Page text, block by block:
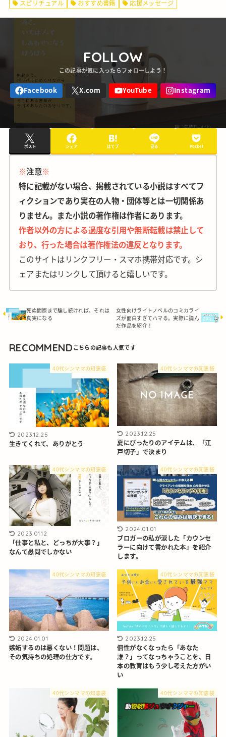
スピリチュアル おすすめ書籍 応援メッセージ
FOLLOW
ポスト シェア はてブ 送る Pocket
※注意※
特に記載がない場合、掲載されている小説はすべてフ
ィクションであり実在の人物・団体等とは一切関係あ
りません。また小説の著作権は作者にあります。
作者以外の方による過度な引用や無断転載は禁止して
おり、行った場合は著作権法の違反となります。
このサイトはリンクフリー・スマホ携帯対応です。シ
ェアまたはリンクして頂けると嬉しいです。
死ぬ間際まで騙し続ければ、それは
真実になる
女性向けライトノベルのコミカライ
ズが面白すぎてハマる。実際に読ん
だ作品を紹介！
RECOMMEND
40代シンママの知恵袋
2023.12.25
生きてくれて、ありがとう
40代シンママの知恵袋
2023.12.25
夏にぴったりのアイテムは、「江
戸切子」で決まり
40代シンママの知恵袋
2023.01.12
「仕事と私と、どっちが大事？」
なんて愚問でしかない
40代シンママの知恵袋
2024.01.01
ブロガーの私が涙した「カウンセ
ラーに向けて書かれた本」を紹介
します。
40代シンママの知恵袋
2024.01.01
嫉妬するのは悪くない！問題は、
その気持ちの処理の仕方です。
40代シンママの知恵袋
2023.12.25
個性がなくなったら「あなた
誰？」ってなっちゃうことを、日
本の教育はもう少し考えた方がい
い
40代シンママの知恵袋 40代シンママの知恵袋